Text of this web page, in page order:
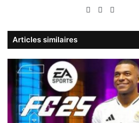
WebsiteFacebook
Articles similaires